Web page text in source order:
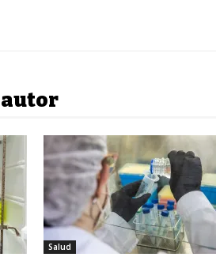
autor
Salud